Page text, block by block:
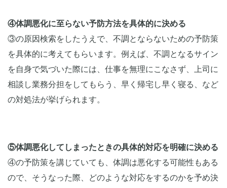
④体調悪化に至らない予防方法を具体的に決める
③の原因検索をしたうえで、不調とならないための予防策
を具体的に考えてもらいます。例えば、不調となるサイン
を自身で気づいた際には、仕事を無理にこなさず、上司に
相談し業務分担をしてもらう、早く帰宅し早く寝る、など
の対処法が挙げられます。
⑤体調悪化してしまったときの具体的対応を明確に決める
④の予防策を講じていても、体調は悪化する可能性もある
ので、そうなった際、どのような対応をするのかを予め決